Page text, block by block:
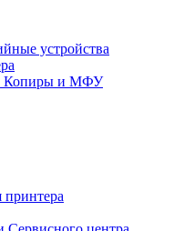
устройства
Копиры и МФУ
принтера